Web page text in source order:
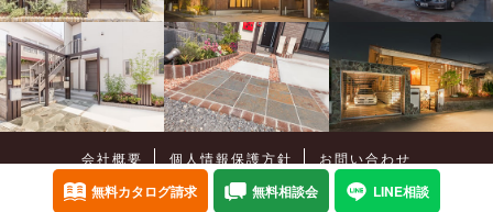
会社概要 個人情報保護方針
お問い合わせ
Copyright©癒樹工房All Rights Reserved.
無料カタログ請求 無料相談会 LINE相談